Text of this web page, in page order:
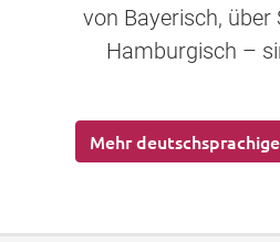
von Bayerisch, über
Hamburgisch –
Mehr